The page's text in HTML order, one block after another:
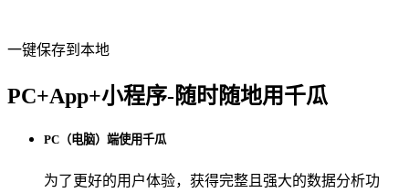
一键保存到本地
PC+App+小程序-随时随地用千瓜
PC（电脑）端使用千瓜
为了更好的用户体验，获得完整且强大的数据分析功